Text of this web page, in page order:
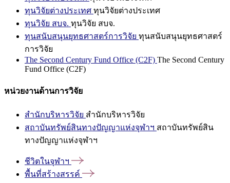
ทุนวิจัยต่างประเทศ ทุนวิจัยต่างประเทศ
ทุนวิจัย สบจ. ทุนวิจัย สบจ.
ทุนสนับสนุนยุทธศาสตร์การวิจัย ทุนสนับสนุนยุทธศาสตร์
การวิจัย
The Second Century Fund Office (C2F) The Second Century
Fund Office (C2F)
หน่วยงานด้านการวิจัย
สำนักบริหารวิจัย สำนักบริหารวิจัย
สถาบันทรัพย์สินทางปัญญาแห่งจุฬาฯ สถาบันทรัพย์สิน
ทางปัญญาแห่งจุฬาฯ
ชีวิตในจุฬาฯ
พื้นที่สร้างสรรค์